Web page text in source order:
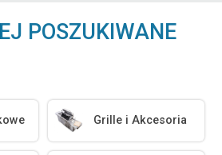
POSZUKIWANE
Grille i Akcesoria